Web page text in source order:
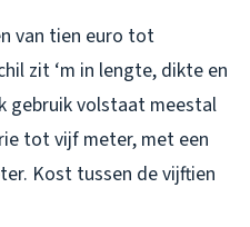
van tien euro tot
zit ‘m in lengte, dikte en
gebruik volstaat meestal
tot vijf meter, met een
Kost tussen de vijftien